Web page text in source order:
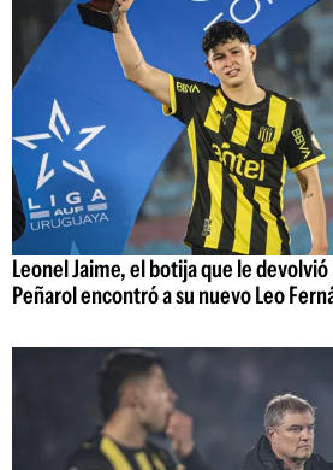
Leonel Jaime, el botija que le
Peñarol encontró a su nuevo Leo